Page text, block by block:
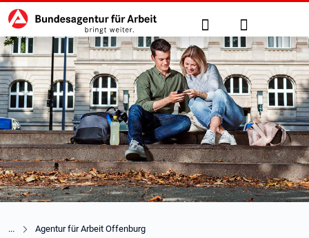
zu den Hauptinhalten springen
Hauptnavigation Suche Anmelden
Agentur für Arbeit Offenburg